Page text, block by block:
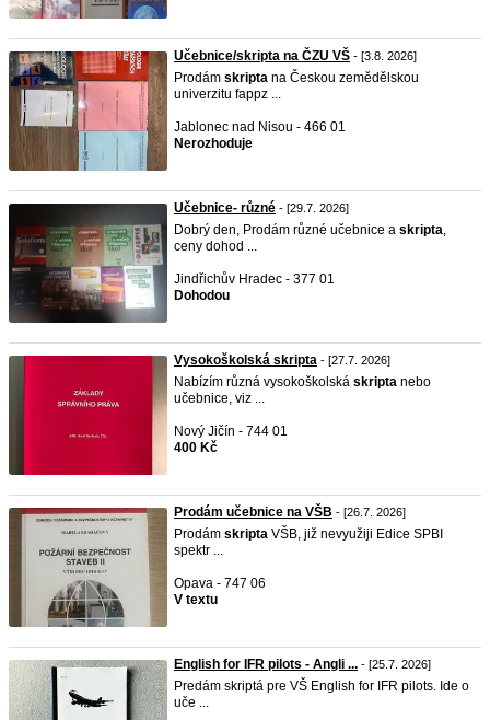
Učebnice/skripta na ČZU VŠ - [3.8. 2026]
Prodám skripta na Českou zemědělskou
univerzitu fappz ...
Jablonec nad Nisou - 466 01
Nerozhoduje
Učebnice- různé - [29.7. 2026]
Dobrý den, Prodám různé učebnice a skripta,
ceny dohod ...
Jindřichův Hradec - 377 01
Dohodou
Vysokoškolská skripta - [27.7. 2026]
Nabízím různá vysokoškolská skripta nebo
učebnice, viz ...
Nový Jičín - 744 01
400 Kč
Prodám učebnice na VŠB - [26.7. 2026]
Prodám skripta VŠB, již nevyužiji Edice SPBI
spektr ...
Opava - 747 06
V textu
English for IFR pilots - Angli ... - [25.7. 2026]
Predám skriptá pre VŠ English for IFR pilots. Ide o
uče ...